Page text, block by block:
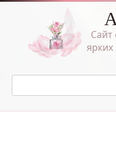
Перейти
Сайт
ярких
Поиск: